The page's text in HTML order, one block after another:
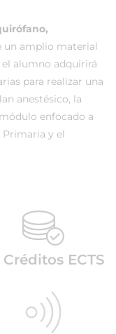
un amplio material
alumno adquirirá
para realizar una
anestésico, la
enfocado a
y el
ECTS